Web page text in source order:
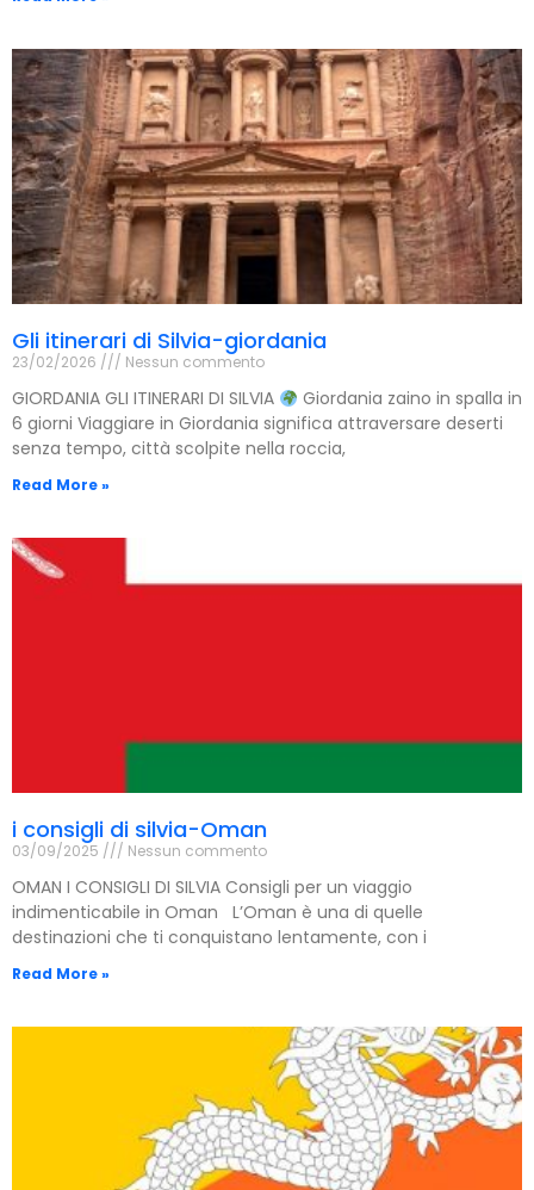
Gli itinerari di Silvia-giordania
23/02/2026 Nessun commento
GIORDANIA GLI ITINERARI DI SILVIA
Giordania zaino in spalla in
6 giorni Viaggiare in Giordania significa attraversare deserti
senza tempo, città scolpite nella roccia,
Read More »
i consigli di silvia-Oman
03/09/2025 Nessun commento
OMAN I CONSIGLI DI SILVIA Consigli per un viaggio
indimenticabile in Oman L’Oman è una di quelle
destinazioni che ti conquistano lentamente, con i
Read More »